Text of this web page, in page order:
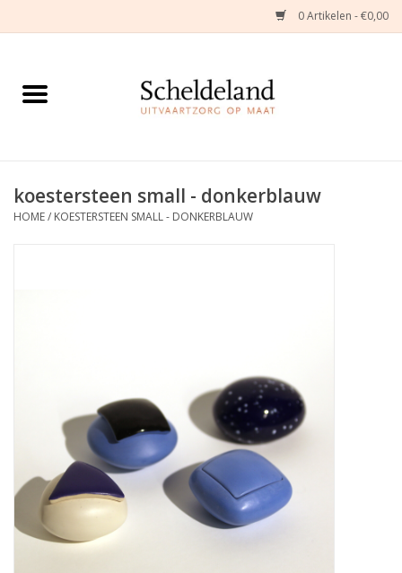
0 Artikelen - €0,00
Home
Herinneringsjuwelen
Grafdecoratie
Naar website SCHELDE.LAND
koestersteen small - donkerblauw
HOME/ KOESTERSTEEN SMALL - DONKERBLAUW